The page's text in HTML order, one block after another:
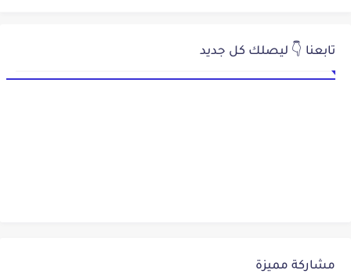
تابعنا 👇 ليصلك كل جديد
مشاركة مميزة